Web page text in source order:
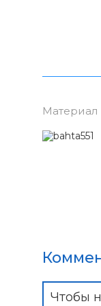
Материал
Чтобы